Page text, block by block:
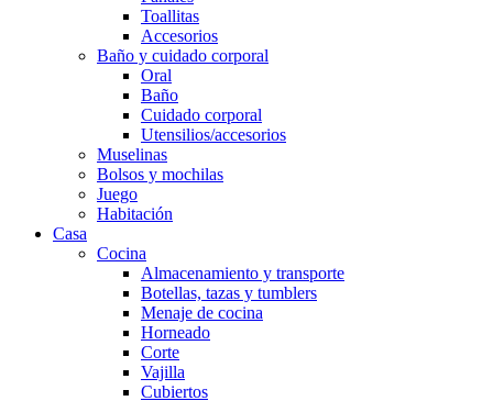
Toallitas
Accesorios
Baño y cuidado corporal
Oral
Baño
Cuidado corporal
Utensilios/accesorios
Muselinas
Bolsos y mochilas
Juego
Habitación
Casa
Cocina
Almacenamiento y transporte
Botellas, tazas y tumblers
Menaje de cocina
Horneado
Corte
Vajilla
Cubiertos